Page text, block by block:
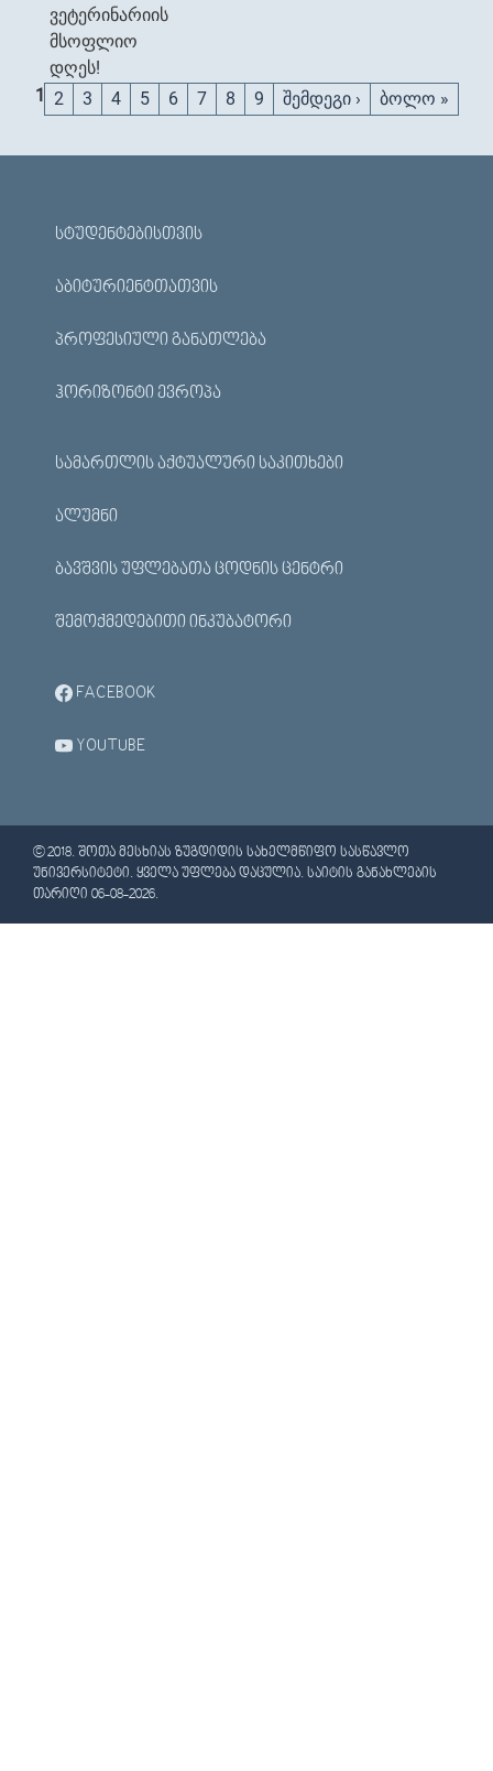
ვეტერინარიის
მსოფლიო
დღეს!
Pages
1 2 3 4 5 6 7 8 9 შემდეგი › ბოლო »
ᲡᲢᲣᲓᲔᲜᲢᲔᲑᲘᲡᲗᲕᲘᲡ
ᲐᲑᲘᲢᲣᲠᲘᲔᲜᲢᲗᲐᲗᲕᲘᲡ
ᲞᲠᲝᲤᲔᲡᲘᲣᲚᲘ ᲒᲐᲜᲐᲗᲚᲔᲑᲐ
ᲰᲝᲠᲘᲖᲝᲜᲢᲘ ᲔᲕᲠᲝᲞᲐ
ᲡᲐᲛᲐᲠᲗᲚᲘᲡ ᲐᲥᲢᲣᲐᲚᲣᲠᲘ ᲡᲐᲙᲘᲗᲮᲔᲑᲘ
ᲐᲚᲣᲛᲜᲘ
ᲑᲐᲕᲨᲕᲘᲡ ᲣᲤᲚᲔᲑᲐᲗᲐ ᲪᲝᲓᲜᲘᲡ ᲪᲔᲜᲢᲠᲘ
ᲨᲔᲛᲝᲥᲛᲔᲓᲔᲑᲘᲗᲘ ᲘᲜᲙᲣᲑᲐᲢᲝᲠᲘ
FACEBOOK
YOUTUBE
© 2018. ᲨᲝᲗᲐ ᲛᲔᲡᲮᲘᲐᲡ ᲖᲣᲒᲓᲘᲓᲘᲡ ᲡᲐᲮᲔᲚᲛᲬᲘᲤᲝ ᲡᲐᲡᲬᲐᲕᲚᲝ
ᲣᲜᲘᲕᲔᲠᲡᲘᲢᲔᲢᲘ. ᲧᲕᲔᲚᲐ ᲣᲤᲚᲔᲑᲐ ᲓᲐᲪᲣᲚᲘᲐ. ᲡᲐᲘᲢᲘᲡ ᲒᲐᲜᲐᲮᲚᲔᲑᲘᲡ
ᲗᲐᲠᲘᲦᲘ 06-08-2026.